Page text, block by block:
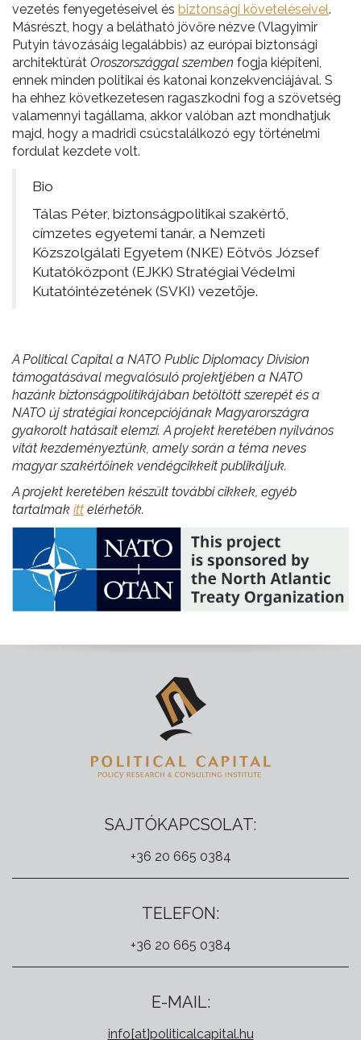
vezetés fenyegetéseivel és biztonsági követeléseivel.
Másrészt, hogy a belátható jövőre nézve (Vlagyimir
Putyin távozásáig legalábbis) az európai biztonsági
architektúrát Oroszországgal szemben fogja kiépíteni,
ennek minden politikai és katonai konzekvenciájával. S
ha ehhez következetesen ragaszkodni fog a szövetség
valamennyi tagállama, akkor valóban azt mondhatjuk
majd, hogy a madridi csúcstalálkozó egy történelmi
fordulat kezdete volt.
Bio
Tálas Péter, biztonságpolitikai szakértő,
címzetes egyetemi tanár, a Nemzeti
Közszolgálati Egyetem (NKE) Eötvös József
Kutatóközpont (EJKK) Stratégiai Védelmi
Kutatóintézetének (SVKI) vezetője.
A Political Capital a NATO Public Diplomacy Division
támogatásával megvalósuló projektjében a NATO
hazánk biztonságpolitikájában betöltött szerepét és a
NATO új stratégiai koncepciójának Magyarországra
gyakorolt hatásait elemzi. A projekt keretében nyilvános
vitát kezdeményeztünk, amely során a téma neves
magyar szakértőinek vendégcikkeit publikáljuk.
A projekt keretében készült további cikkek, egyéb
tartalmak itt elérhetők.
SAJTÓKAPCSOLAT:
+36 20 665 0384
TELEFON:
+36 20 665 0384
E-MAIL:
info[at]politicalcapital.hu